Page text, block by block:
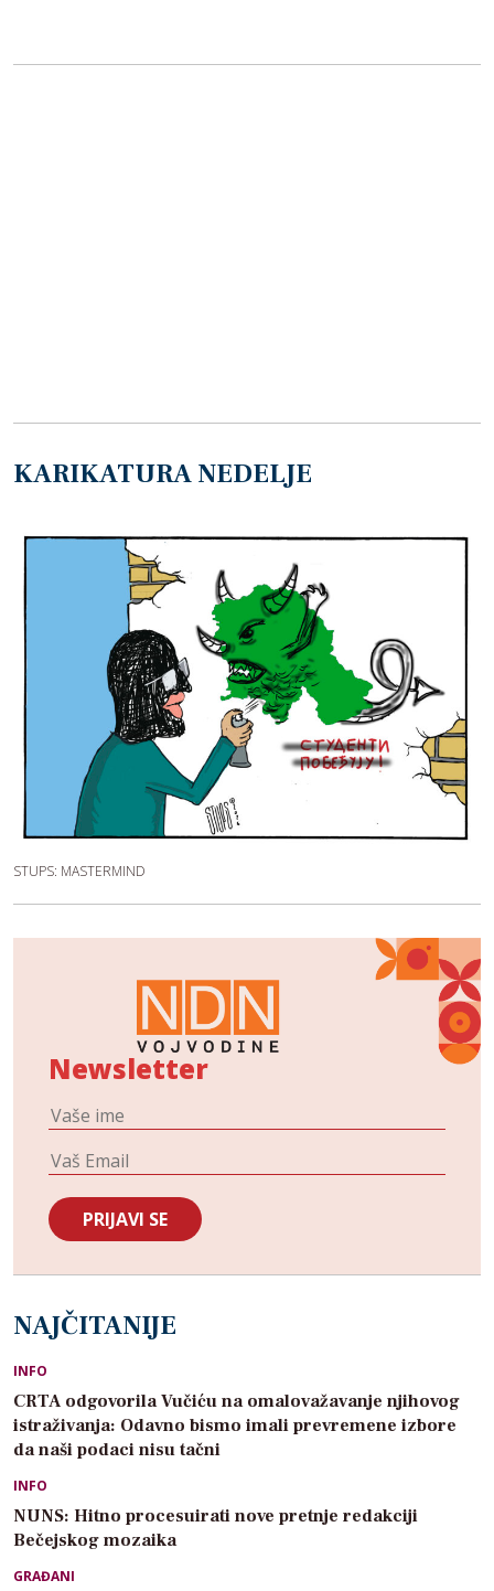
KARIKATURA NEDELJE
STUPS: MASTERMIND
Newsletter
NAJČITANIJE
INFO
CRTA odgovorila Vučiću na omalovažavanje njihovog
istraživanja: Odavno bismo imali prevremene izbore
da naši podaci nisu tačni
INFO
NUNS: Hitno procesuirati nove pretnje redakciji
Bečejskog mozaika
GRAĐANI